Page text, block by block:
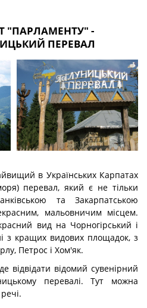
"ПАРЛАМЕНТУ" -
ПЕРЕВАЛ
в Українських Карпатах
перевал, який є не тільки
та Закарпатською
мальовничим місцем.
вид на Чорногірський і
з кращих видових площадок, з
Петрос і Хом'як.
відвідати відомий сувенірний
перевалі. Тут можна